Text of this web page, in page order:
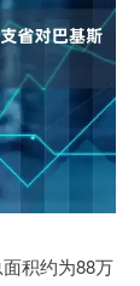
积约为88万